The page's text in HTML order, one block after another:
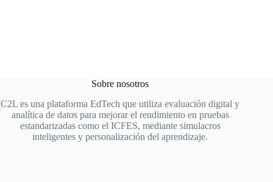
15
marzo
Sobre nosotros
C2L es una plataforma EdTech que utiliza evaluación digital y
analítica de datos para mejorar el rendimiento en pruebas
estandarizadas como el ICFES, mediante simulacros
inteligentes y personalización del aprendizaje.